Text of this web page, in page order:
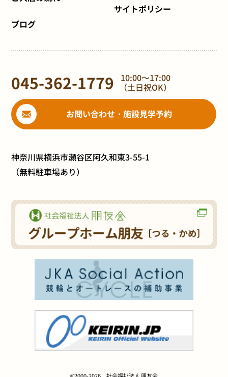
ブログ
サイトポリシー
045-362-1779 10:00～17:00
（土日祝OK）
お問い合わせ・施設見学予約
神奈川県横浜市瀬谷区阿久和東3-55-1
（無料駐車場あり）